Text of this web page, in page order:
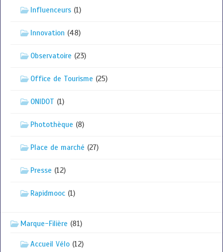
Influenceurs (1)
Innovation (48)
Observatoire (23)
Office de Tourisme (25)
ONIDOT (1)
Photothèque (8)
Place de marché (27)
Presse (12)
Rapidmooc (1)
Marque-Filière (81)
Accueil Vélo (12)